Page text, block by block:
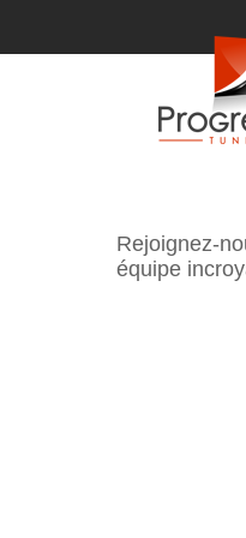
Rejoignez-
équipe